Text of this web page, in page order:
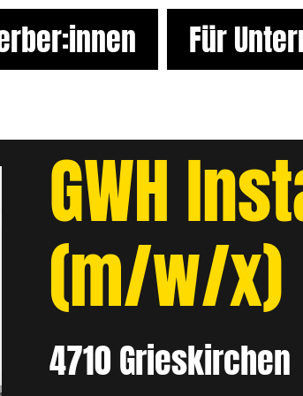
Für
GWH
(m/w/x)
4710 Grieskirchen